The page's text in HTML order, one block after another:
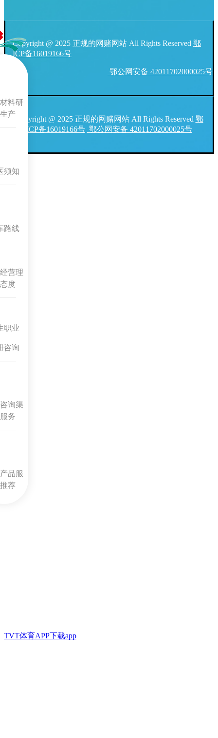
Copyright @ 2025 正规的网赌网站 All Rights Reserved 鄂
ICP备16019166号
鄂公网安备 42011702000025号
Copyright @ 2025 正规的网赌网站 All Rights Reserved 鄂
ICP备16019166号 鄂公网安备 42011702000025号
料研
产
须知
路线
营理
度
职业
咨询
询渠
务
品服
荐
TVT体育APP下载app